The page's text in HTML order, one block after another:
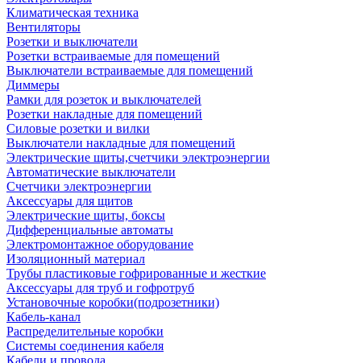
Климатическая техника
Вентиляторы
Розетки и выключатели
Розетки встраиваемые для помещений
Выключатели встраиваемые для помещений
Диммеры
Рамки для розеток и выключателей
Розетки накладные для помещений
Силовые розетки и вилки
Выключатели накладные для помещений
Электрические щиты,счетчики электроэнергии
Автоматические выключатели
Счетчики электроэнергии
Аксессуары для щитов
Электрические щиты, боксы
Дифференциальные автоматы
Электромонтажное оборудование
Изоляционный материал
Трубы пластиковые гофрированные и жесткие
Аксессуары для труб и гофротруб
Установочные коробки(подрозетники)
Кабель-канал
Распределительные коробки
Системы соединения кабеля
Кабели и провода